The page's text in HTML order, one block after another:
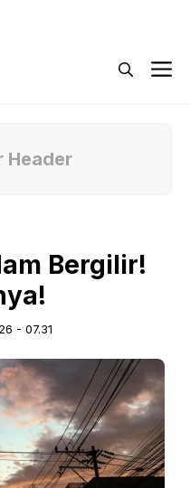
Header
Bergilir!
- 07.31